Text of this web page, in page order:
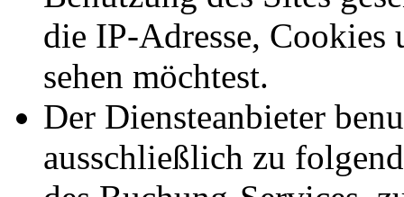
die IP-Adresse, Cookies
sehen möchtest.
Der Diensteanbieter
ausschließlich zu